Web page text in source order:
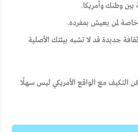
بين وطنك وأمريكا.
خاصة لمن يعيش بمفرده.
جديدة قد لا تشبه بيئتك الأصلية
التكيف مع الواقع الأمريكي ليس سهلًا